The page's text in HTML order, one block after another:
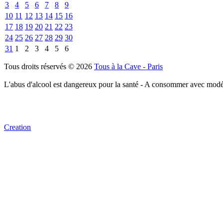
3
4 5 6 7 8
9
10 11 12 13 14 15 16
17 18 19 20 21 22 23
24 25 26 27 28 29 30
31 1 2 3 4 5 6
Tous droits réservés © 2026 Tous à la Cave - Paris
L'abus d'alcool est dangereux pour la santé - A consommer avec
Creation